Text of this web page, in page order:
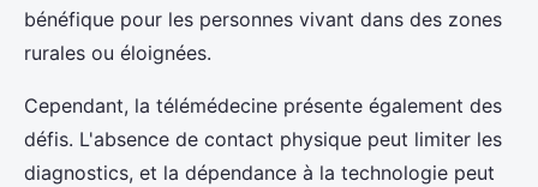
bénéfique pour les personnes vivant dans des zones
rurales ou éloignées.
Cependant, la télémédecine présente également des
défis. L'absence de contact physique peut limiter les
diagnostics, et la dépendance à la technologie peut